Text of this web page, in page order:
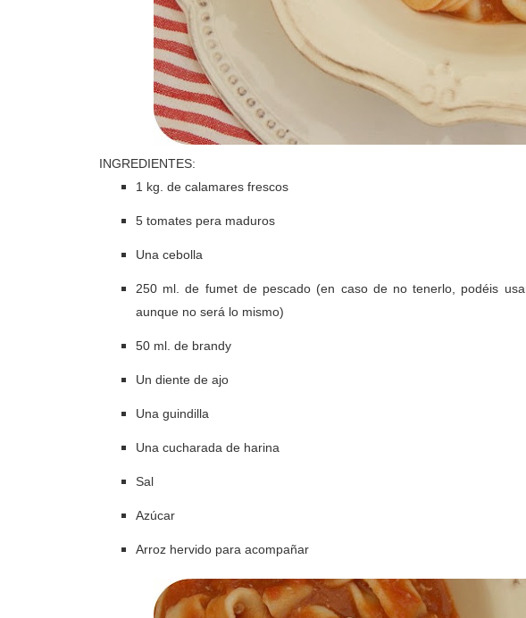
INGREDIENTES:
1 kg. de calamares frescos
5 tomates pera maduros
Una cebolla
250 ml. de fumet de pescado (en caso de no tenerlo, podéis
aunque no será lo mismo)
50 ml. de brandy
Un diente de ajo
Una guindilla
Una cucharada de harina
Sal
Azúcar
Arroz hervido para acompañar